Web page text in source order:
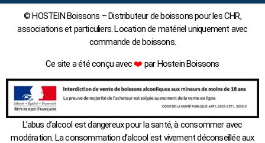
© HOSTEIN Boissons – Distributeur de boissons pour les CHR,
associations et particuliers. Location de matériel uniquement avec
commande de boissons.
Ce site a été conçu avec❤️ par Hostein Boissons
L’abus d’alcool est dangereux pour la santé, à consommer avec
modération. La consommation d’alcool est vivement déconseillée aux